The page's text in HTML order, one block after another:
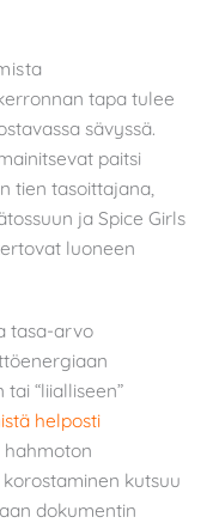
tapa tulee
sävyssä.
paitsi
tien tasoittajana,
ja Spice Girls
luoneen
tasa-arvo
“liialliseen”
helposti
hahmoton
kutsuu
dokumentin